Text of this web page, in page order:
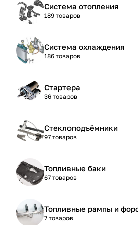
Система отопления
189 товаров
Система охлаждения
186 товаров
Стартера
36 товаров
Стеклоподъёмники
97 товаров
Топливные баки
67 товаров
Топливные рампы и
7 товаров